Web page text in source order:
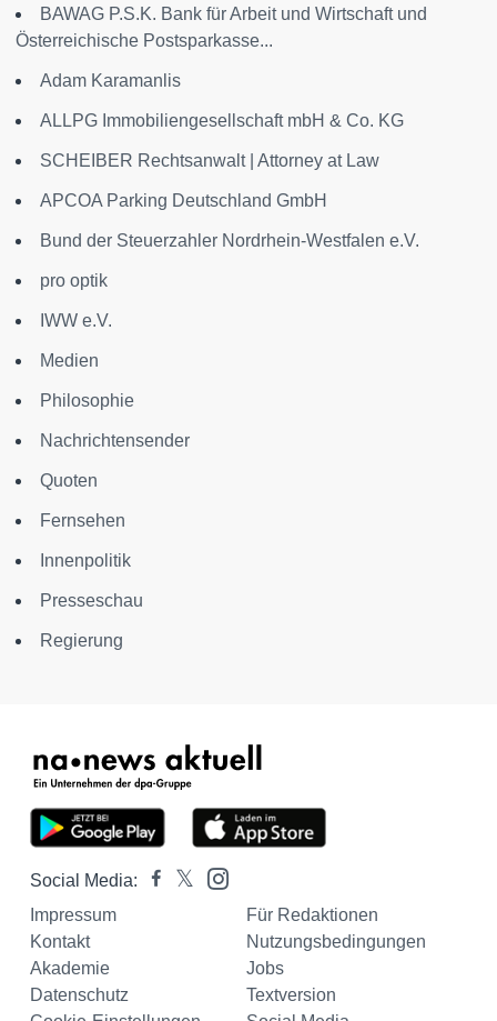
BAWAG P.S.K. Bank für Arbeit und Wirtschaft und
Österreichische Postsparkasse...
Adam Karamanlis
ALLPG Immobiliengesellschaft mbH & Co. KG
SCHEIBER Rechtsanwalt | Attorney at Law
APCOA Parking Deutschland GmbH
Bund der Steuerzahler Nordrhein-Westfalen e.V.
pro optik
IWW e.V.
Medien
Philosophie
Nachrichtensender
Quoten
Fernsehen
Innenpolitik
Presseschau
Regierung
Social Media:
Impressum
Für Redaktionen
Kontakt
Nutzungsbedingungen
Akademie
Jobs
Datenschutz
Textversion